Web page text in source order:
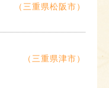
（三重県松阪市）
（三重県津市）